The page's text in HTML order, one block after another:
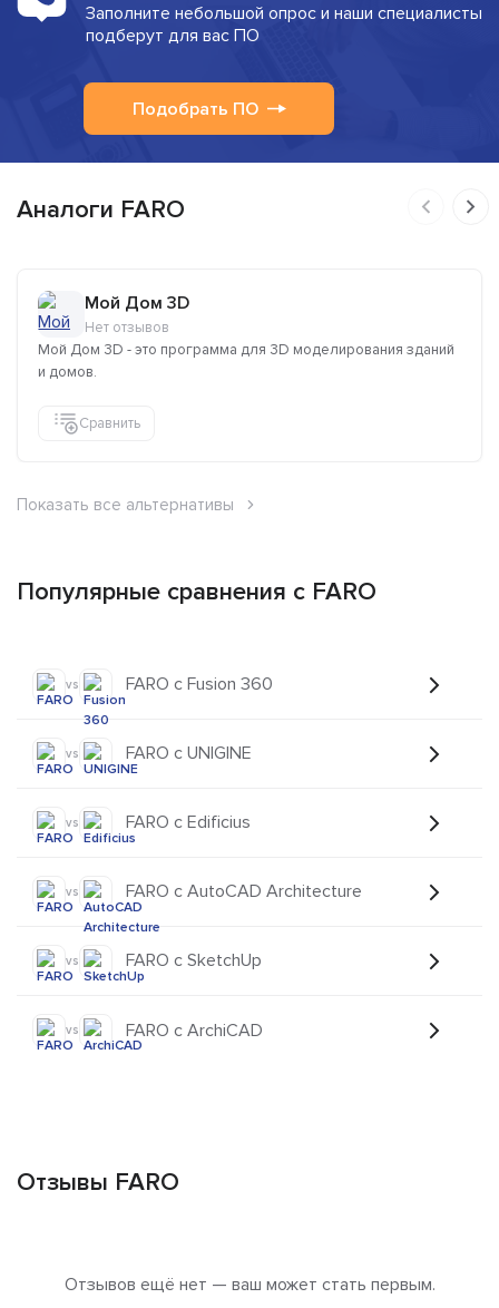
Заполните небольшой опрос и наши специалисты
подберут для вас ПО
Подобрать ПО
Аналоги FARO
Мой Дом 3D
Нет отзывов
Мой Дом 3D - это программа для 3D моделирования зданий
и домов.
Сравнить
Показать все альтернативы
Популярные сравнения с FARO
vs FARO с Fusion 360
vs FARO с UNIGINE
vs FARO с Edificius
vs FARO с AutoCAD Architecture
vs FARO с SketchUp
vs FARO с ArchiCAD
Отзывы FARO
Отзывов ещё нет — ваш может стать первым.